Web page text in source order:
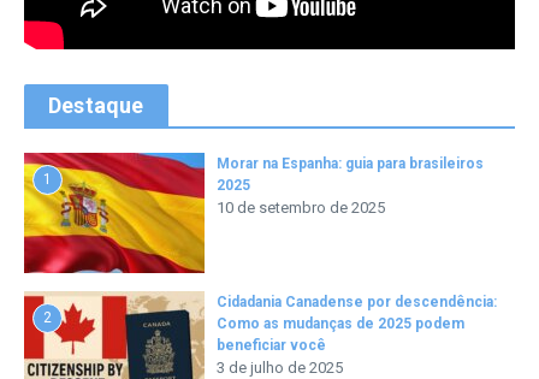
Destaque
1
Morar na Espanha: guia para brasileiros
2025
10 de setembro de 2025
2
Cidadania Canadense por descendência:
Como as mudanças de 2025 podem
beneficiar você
3 de julho de 2025